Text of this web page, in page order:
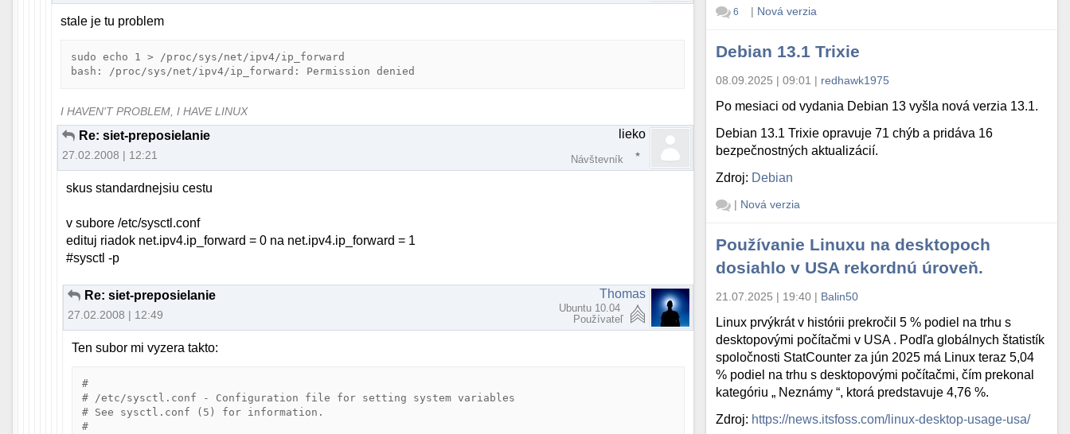
stale je tu problem
sudo echo 1 > /proc/sys/net/ipv4/ip_forward
I HAVEN'T PROBLEM, I HAVE LINUX
Re: siet-preposielanie
27.02.2008 | 12:21
lieko
Návštevník
skus standardnejsiu cestu
v subore /etc/sysctl.conf
edituj riadok net.ipv4.ip_forward = 0 na net.ipv4.ip_forward = 1
#sysctl -p
Re: siet-preposielanie
27.02.2008 | 12:49
Thomas
Ubuntu 10.04
Používateľ
Ten subor mi vyzera takto:
#
# /etc/sysctl.conf - Configuration file for setting system variables
# See sysctl.conf (5) for information.
#
6 | Nová verzia
Debian 13.1 Trixie
08.09.2025 | 09:01 | redhawk1975
Po mesiaci od vydania Debian 13 vyšla nová verzia 13.1.
Debian 13.1 Trixie opravuje 71 chýb a pridáva 16
bezpečnostných aktualizácií.
Zdroj: Debian
| Nová verzia
Používanie Linuxu na desktopoch
dosiahlo v USA rekordnú úroveň.
21.07.2025 | 19:40 | Balin50
Linux prvýkrát v histórii prekročil 5 % podiel na trhu s
desktopovými počítačmi v USA . Podľa globálnych štatistík
spoločnosti StatCounter za jún 2025 má Linux teraz 5,04
% podiel na trhu s desktopovými počítačmi, čím prekonal
kategóriu „ Neznámy “, ktorá predstavuje 4,76 %.
Zdroj: https://news.itsfoss.com/linux-desktop-usage-usa/